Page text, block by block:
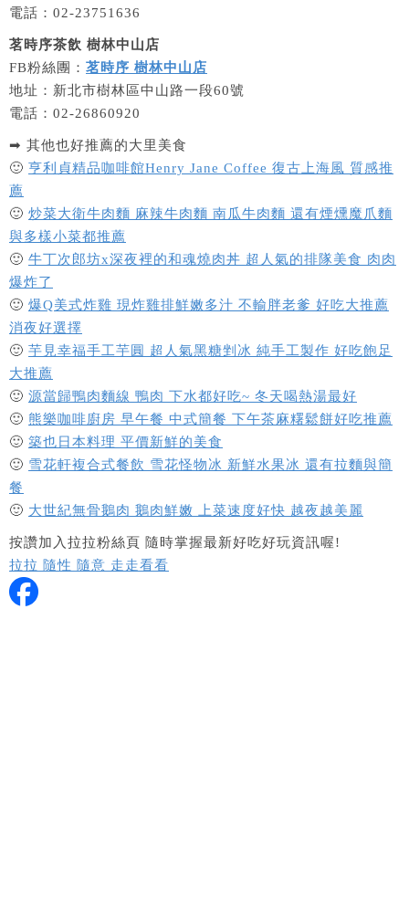
電話：02-23751636
茗時序茶飲 樹林中山店
FB粉絲團： 茗時序 樹林中山店
地址：新北市樹林區中山路一段60號
電話：02-26860920
➡ 其他也好推薦的大里美食
🙂 亨利貞精品咖啡館Henry Jane Coffee 復古上海風 質感推
薦
🙂 炒菜大衛牛肉麵 麻辣牛肉麵 南瓜牛肉麵 還有煙燻魔爪麵
與多樣小菜都推薦
🙂 牛丁次郎坊x深夜裡的和魂燒肉丼 超人氣的排隊美食 肉肉
爆炸了
🙂 爆Q美式炸雞 現炸雞排鮮嫩多汁 不輸胖老爹 好吃大推薦
消夜好選擇
🙂 芋見幸福手工芋圓 超人氣黑糖剉冰 純手工製作 好吃飽足
大推薦
🙂 源當歸鴨肉麵線 鴨肉 下水都好吃~ 冬天喝熱湯最好
🙂 熊樂咖啡廚房 早午餐 中式簡餐 下午茶麻糬鬆餅好吃推薦
🙂 築也日本料理 平價新鮮的美食
🙂 雪花軒複合式餐飲 雪花怪物冰 新鮮水果冰 還有拉麵與簡
餐
🙂 大世紀無骨鵝肉 鵝肉鮮嫩 上菜速度好快 越夜越美麗
按讚加入拉拉粉絲頁 隨時掌握最新好吃好玩資訊喔!
拉拉 隨性 隨意 走走看看